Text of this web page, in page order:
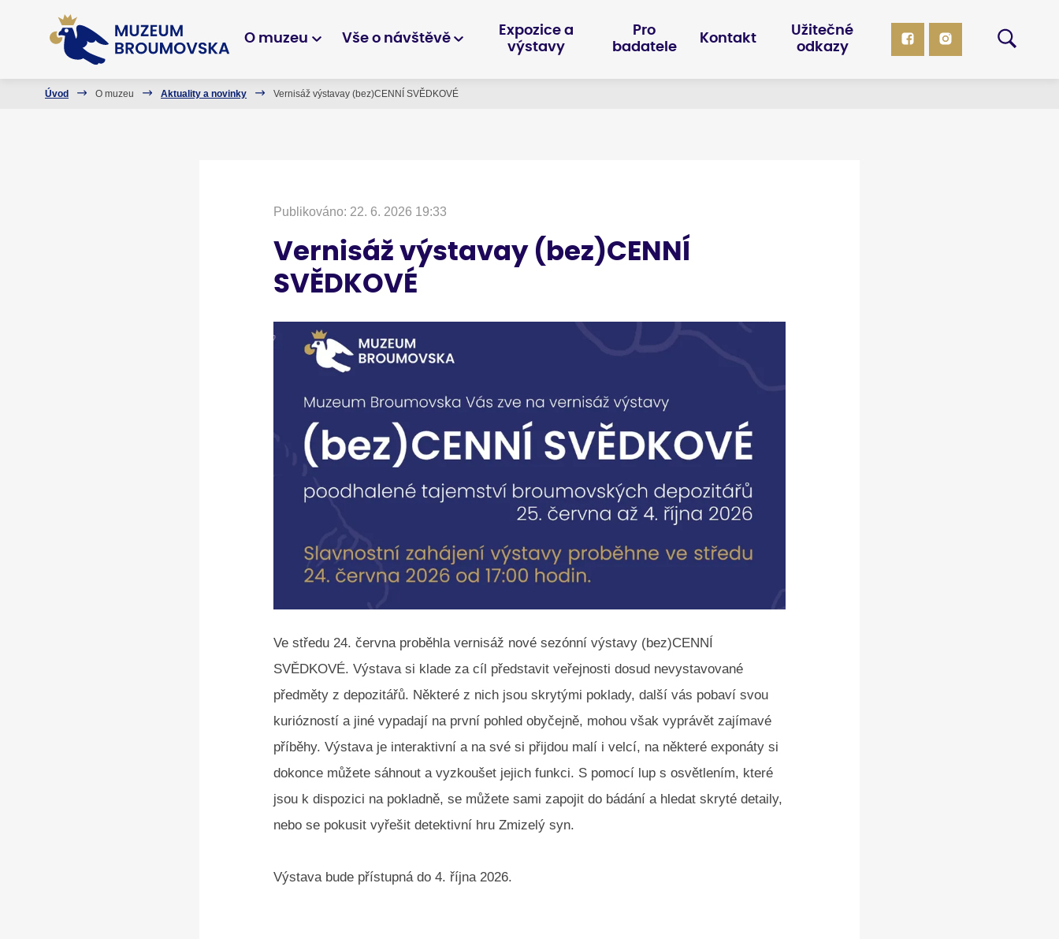
O muzeu Vše o návštěvě
Expozice a
výstavy
Pro
badatele
Kontakt
Užitečné
odkazy
Úvod O muzeu Aktuality a novinky Vernisáž výstavay (bez)CENNÍ SVĚDKOVÉ
Publikováno: 22. 6. 2026 19:33
Vernisáž výstavay (bez)CENNÍ
SVĚDKOVÉ
Ve středu 24. června proběhla vernisáž nové sezónní výstavy (bez)CENNÍ
SVĚDKOVÉ. Výstava si klade za cíl představit veřejnosti dosud nevystavované
předměty z depozitářů. Některé z nich jsou skrytými poklady, další vás pobaví svou
kuriózností a jiné vypadají na první pohled obyčejně, mohou však vyprávět zajímavé
příběhy. Výstava je interaktivní a na své si přijdou malí i velcí, na některé exponáty si
dokonce můžete sáhnout a vyzkoušet jejich funkci. S pomocí lup s osvětlením, které
jsou k dispozici na pokladně, se můžete sami zapojit do bádání a hledat skryté detaily,
nebo se pokusit vyřešit detektivní hru Zmizelý syn.
Výstava bude přístupná do 4. října 2026.